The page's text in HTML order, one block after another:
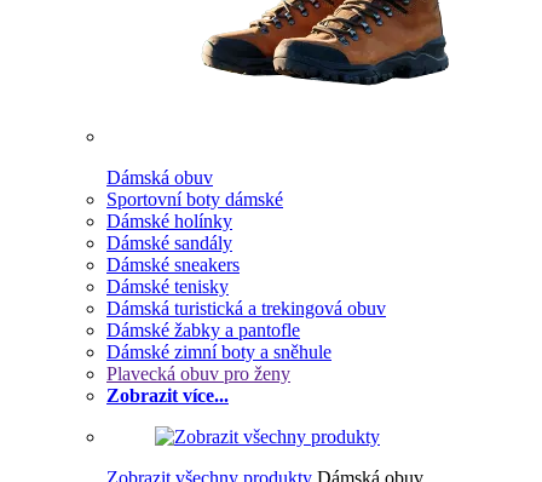
Dámská obuv
Sportovní boty dámské
Dámské holínky
Dámské sandály
Dámské sneakers
Dámské tenisky
Dámská turistická a trekingová obuv
Dámské žabky a pantofle
Dámské zimní boty a sněhule
Plavecká obuv pro ženy
Zobrazit více...
Zobrazit všechny produkty Dámská obuv